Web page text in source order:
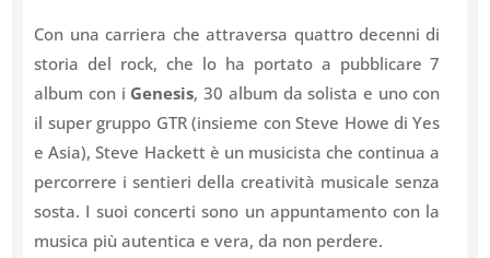
Con una carriera che attraversa quattro decenni di
storia del rock, che lo ha portato a pubblicare 7
album con i Genesis, 30 album da solista e uno con
il super gruppo GTR (insieme con Steve Howe di Yes
e Asia), Steve Hackett è un musicista che continua a
percorrere i sentieri della creatività musicale senza
sosta. I suoi concerti sono un appuntamento con la
musica più autentica e vera, da non perdere.